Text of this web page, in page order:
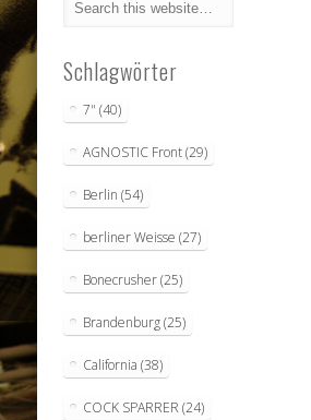
Schlagwörter
7" (40)
AGNOSTIC Front(29)
Berlin (54)
berliner Weisse (27)
Bonecrusher(25)
Brandenburg(25)
California (38)
COCK SPARRER (24)